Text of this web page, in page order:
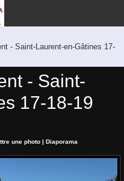
- Saint-Laurent-en-Gâtines 17-
- Saint-
17-18-19
une photo | Diaporama